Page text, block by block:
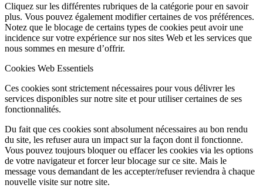
Cliquez sur les différentes rubriques de la catégorie pour en savoir
plus. Vous pouvez également modifier certaines de vos préférences.
Notez que le blocage de certains types de cookies peut avoir une
incidence sur votre expérience sur nos sites Web et les services que
nous sommes en mesure d’offrir.
Cookies Web Essentiels
Ces cookies sont strictement nécessaires pour vous délivrer les
services disponibles sur notre site et pour utiliser certaines de ses
fonctionnalités.
Du fait que ces cookies sont absolument nécessaires au bon rendu
du site, les refuser aura un impact sur la façon dont il fonctionne.
Vous pouvez toujours bloquer ou effacer les cookies via les options
de votre navigateur et forcer leur blocage sur ce site. Mais le
message vous demandant de les accepter/refuser reviendra à chaque
nouvelle visite sur notre site.